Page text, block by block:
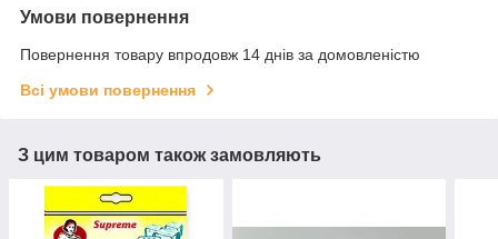
Умови повернення
Повернення товару впродовж 14 днів за домовленістю
Всі умови повернення
З цим товаром також замовляють